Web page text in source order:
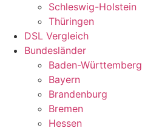
Schleswig-Holstein
Thüringen
DSL Vergleich
Bundesländer
Baden-Württemberg
Bayern
Brandenburg
Bremen
Hessen